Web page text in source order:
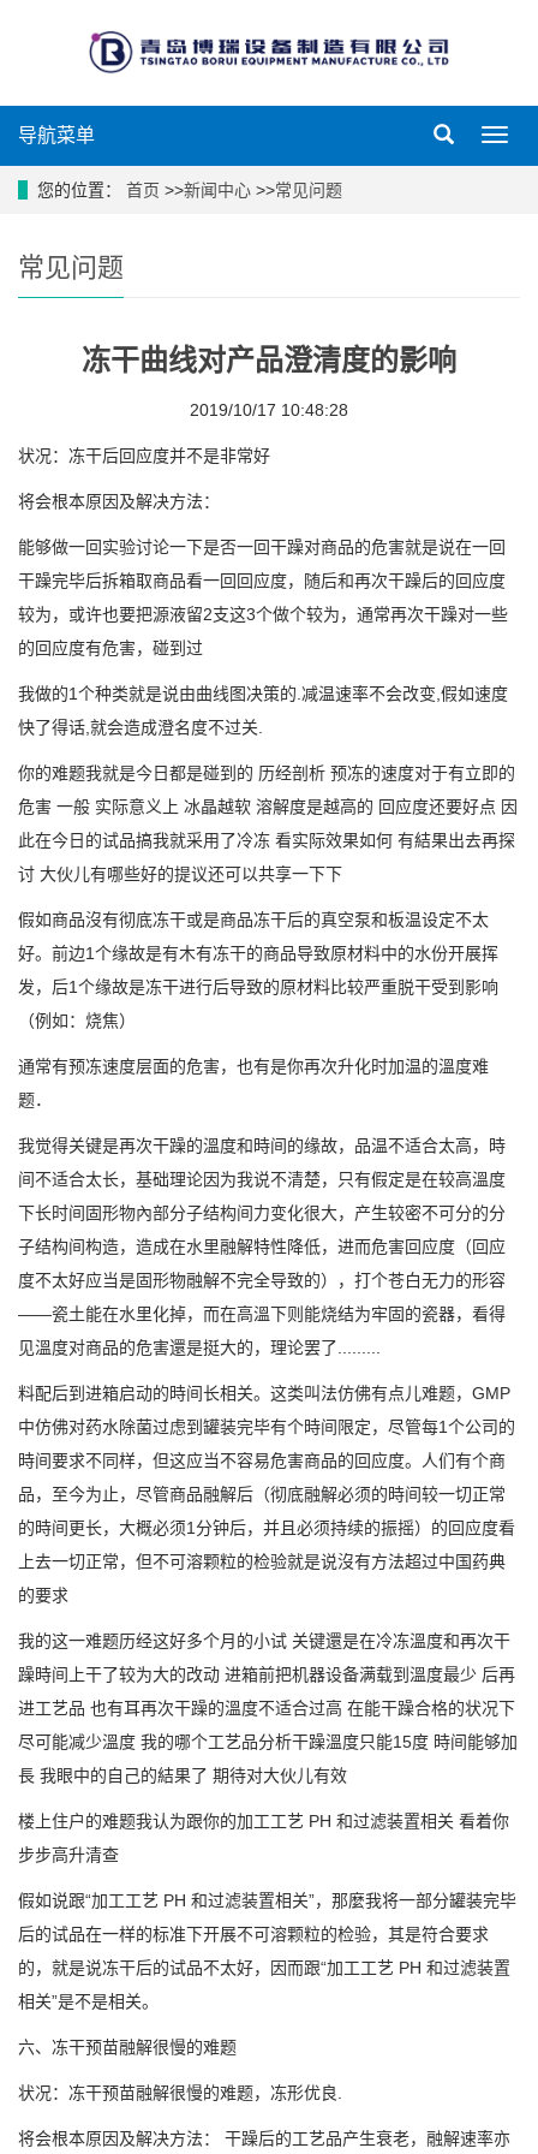
导
航
导航菜单
您的位置： 首页 >>新闻中心 >>常见问题
常见问题
冻干曲线对产品澄清度的影响
2019/10/17 10:48:28
状况：冻干后回应度并不是非常好
将会根本原因及解决方法：
能够做一回实验讨论一下是否一回干躁对商品的危害就是说在一回
干躁完毕后拆箱取商品看一回回应度，随后和再次干躁后的回应度
较为，或许也要把源液留2支这3个做个较为，通常再次干躁对一些
的回应度有危害，碰到过
我做的1个种类就是说由曲线图决策的.减温速率不会改变,假如速度
快了得话,就会造成澄名度不过关.
你的难题我就是今日都是碰到的 历经剖析 预冻的速度对于有立即的
危害 一般 实际意义上 冰晶越软 溶解度是越高的 回应度还要好点 因
此在今日的试品搞我就采用了冷冻 看实际效果如何 有結果出去再探
讨 大伙儿有哪些好的提议还可以共享一下下
假如商品沒有彻底冻干或是商品冻干后的真空泵和板温设定不太
好。前边1个缘故是有木有冻干的商品导致原材料中的水份开展挥
发，后1个缘故是冻干进行后导致的原材料比较严重脱干受到影响
（例如：烧焦）
通常有预冻速度层面的危害，也有是你再次升化时加温的溫度难
题．
我觉得关键是再次干躁的溫度和時间的缘故，品温不适合太高，時
间不适合太长，基础理论因为我说不清楚，只有假定是在较高溫度
下长时间固形物內部分子结构间力变化很大，产生较密不可分的分
子结构间构造，造成在水里融解特性降低，进而危害回应度（回应
度不太好应当是固形物融解不完全导致的），打个苍白无力的形容
——瓷土能在水里化掉，而在高溫下则能烧结为牢固的瓷器，看得
见溫度对商品的危害還是挺大的，理论罢了.........
料配后到进箱启动的時间长相关。这类叫法仿佛有点儿难题，GMP
中仿佛对药水除菌过虑到罐装完毕有个時间限定，尽管每1个公司的
時间要求不同样，但这应当不容易危害商品的回应度。人们有个商
品，至今为止，尽管商品融解后（彻底融解必须的時间较一切正常
的時间更长，大概必须1分钟后，并且必须持续的振摇）的回应度看
上去一切正常，但不可溶颗粒的检验就是说沒有方法超过中国药典
的要求
我的这一难题历经这好多个月的小试 关键還是在冷冻溫度和再次干
躁時间上干了较为大的改动 进箱前把机器设备满载到溫度最少 后再
进工艺品 也有耳再次干躁的溫度不适合过高 在能干躁合格的状况下
尽可能减少溫度 我的哪个工艺品分析干躁溫度只能15度 時间能够加
長 我眼中的自己的結果了 期待对大伙儿有效
楼上住户的难题我认为跟你的加工工艺 PH 和过滤装置相关 看着你
步步高升清查
假如说跟“加工工艺 PH 和过滤装置相关”，那麼我将一部分罐装完毕
后的试品在一样的标准下开展不可溶颗粒的检验，其是符合要求
的，就是说冻干后的试品不太好，因而跟“加工工艺 PH 和过滤装置
相关”是不是相关。
六、冻干预苗融解很慢的难题
状况：冻干预苗融解很慢的难题，冻形优良.
将会根本原因及解决方法： 干躁后的工艺品产生衰老，融解速率亦